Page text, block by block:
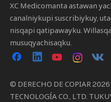
XC Medicomanta astawan
canalniykupi suscribiykuy,
nisqapi qatipawayku.
musuqyachisaqku.
© DERECHO DE COPIAR 2026
TECNOLOGÍA CO., LTD.